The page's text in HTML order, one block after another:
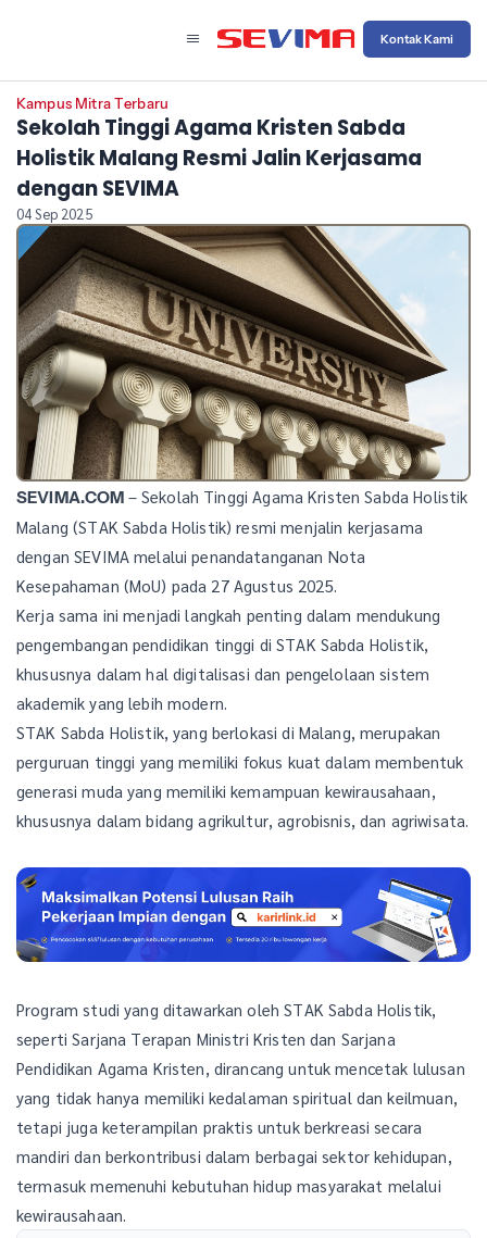
Kontak Kami
Kampus Mitra Terbaru
Sekolah Tinggi Agama Kristen Sabda
Holistik Malang Resmi Jalin Kerjasama
dengan SEVIMA
04 Sep 2025
SEVIMA.COM – Sekolah Tinggi Agama Kristen Sabda Holistik
Malang (STAK Sabda Holistik) resmi menjalin kerjasama
dengan SEVIMA melalui penandatanganan Nota
Kesepahaman (MoU) pada 27 Agustus 2025.
Kerja sama ini menjadi langkah penting dalam mendukung
pengembangan pendidikan tinggi di STAK Sabda Holistik,
khususnya dalam hal digitalisasi dan pengelolaan sistem
akademik yang lebih modern.
STAK Sabda Holistik, yang berlokasi di Malang, merupakan
perguruan tinggi yang memiliki fokus kuat dalam membentuk
generasi muda yang memiliki kemampuan kewirausahaan,
khususnya dalam bidang agrikultur, agrobisnis, dan agriwisata.
Program studi yang ditawarkan oleh STAK Sabda Holistik,
seperti Sarjana Terapan Ministri Kristen dan Sarjana
Pendidikan Agama Kristen, dirancang untuk mencetak lulusan
yang tidak hanya memiliki kedalaman spiritual dan keilmuan,
tetapi juga keterampilan praktis untuk berkreasi secara
mandiri dan berkontribusi dalam berbagai sektor kehidupan,
termasuk memenuhi kebutuhan hidup masyarakat melalui
kewirausahaan.